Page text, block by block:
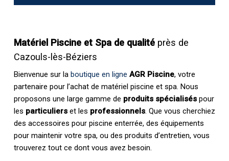
Matériel Piscine et Spa de qualité près de
Cazouls-lès-Béziers
Bienvenue sur la boutique en ligne AGR Piscine, votre
partenaire pour l’achat de matériel piscine et spa. Nous
proposons une large gamme de produits spécialiséspour
les particulierset les professionnels. Que vous cherchiez
des accessoires pour piscine enterrée, des équipements
pour maintenir votre spa, ou des produits d’entretien, vous
trouverez tout ce dont vous avez besoin.